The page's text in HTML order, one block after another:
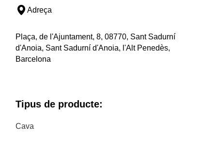
Adreça
Plaça, de l'Ajuntament, 8, 08770, Sant Sadurní
d'Anoia, Sant Sadurní d'Anoia, l'Alt Penedès,
Barcelona
Tipus de producte:
Cava